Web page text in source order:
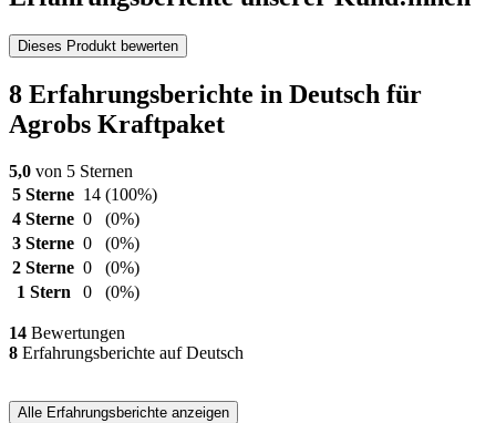
Dieses Produkt bewerten
8 Erfahrungsberichte in Deutsch für
Agrobs Kraftpaket
5,0 von 5 Sternen
5 Sterne 14 (100%)
4 Sterne 0
(0%)
3 Sterne 0
(0%)
2 Sterne 0
(0%)
1 Stern
0 (0%)
14 Bewertungen
8 Erfahrungsberichte auf Deutsch
Alle Erfahrungsberichte anzeigen